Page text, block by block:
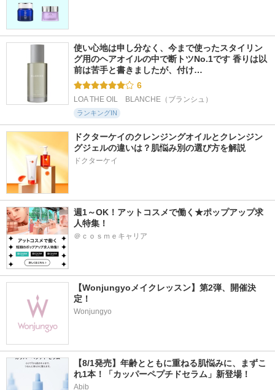
使い心地は申し分なく、今まで使ったスタイリン
グ用のヘアオイルの中で断トツNo.1です 香りは以
前は苦手と書きましたが、付け…
6
LOA THE OIL　BLANCHE（ブランシュ）
ランキングIN
ドクターケイのクレンジングオイルとクレンジン
グジェルの違いは？肌悩み別の選び方を解説
ドクターケイ
週1～OK！アットコスメで働く★ポップアップ求
人特集！
＠ｃｏｓｍｅキャリア
【Wonjungyoメイクレッスン】第2弾、開催決
定！
Wonjungyo
【8/1発売】年齢とともに重ねる肌悩みに、まずこ
れ1本！「カッパーペプチドセラム」新登場！
Abib